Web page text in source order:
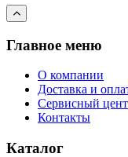
Главное меню
О компании
Доставка и
Сервисный
Контакты
Каталог